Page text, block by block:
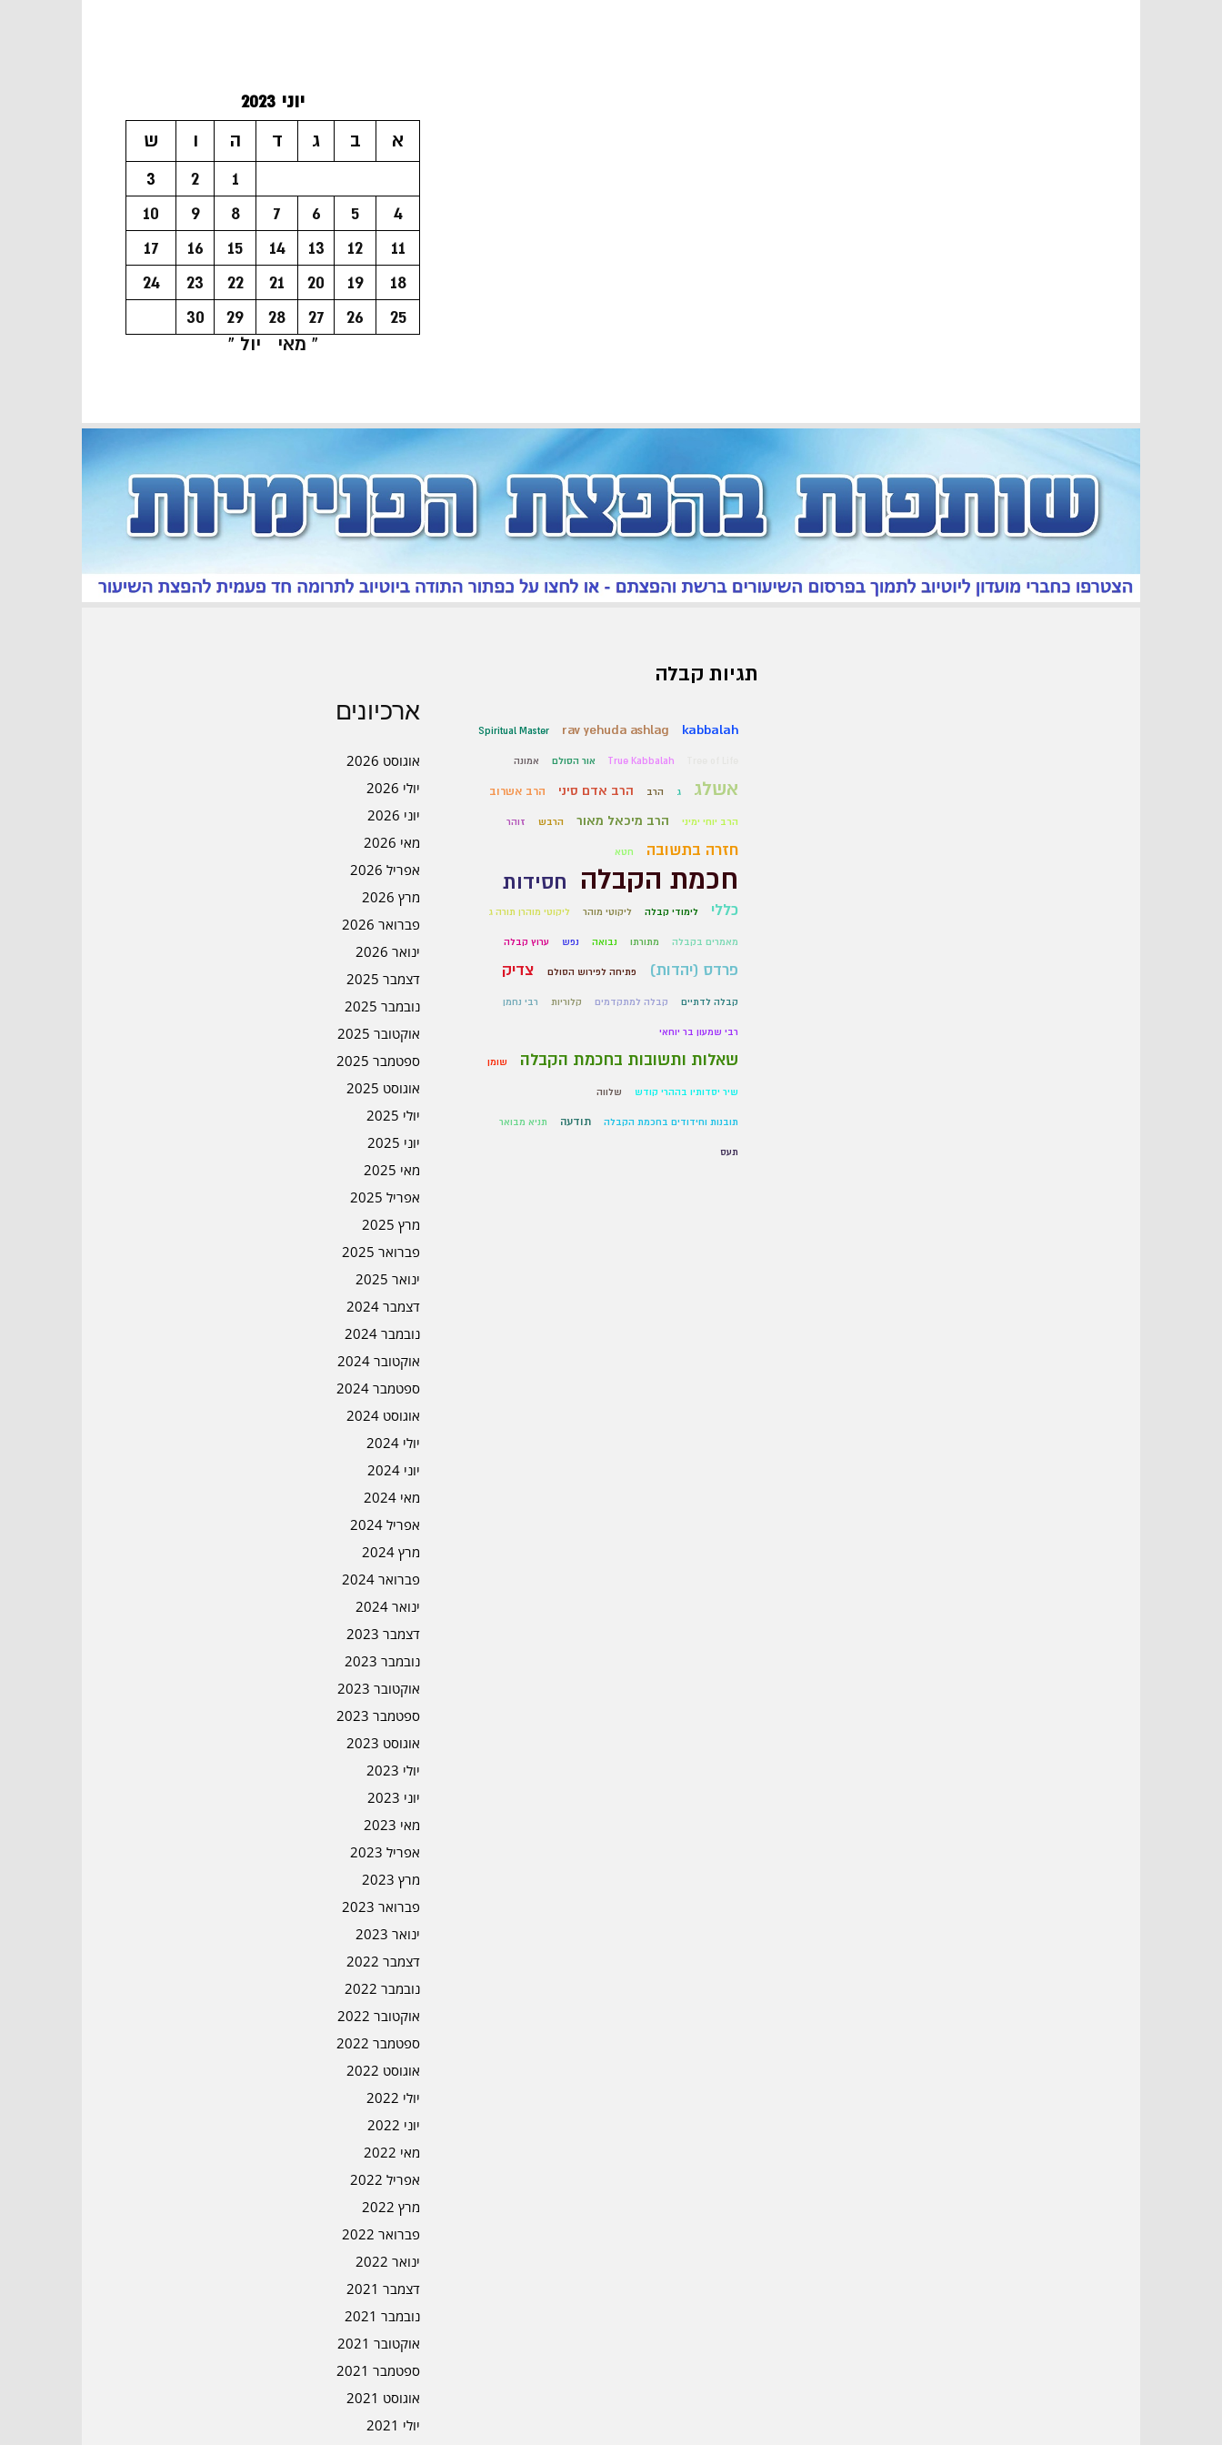
יוני 2023
א
ב ג ד ה ו
ש
1
2
3
4
5
6
7
8
9
10
11
12
13
14
15
16
17
18
19
20
21
22
23
24
25
26
27
28
29
30
« מאי
יול »
ארכיונים
אוגוסט 2026
יולי 2026
יוני 2026
מאי 2026
אפריל 2026
מרץ 2026
פברואר 2026
ינואר 2026
דצמבר 2025
נובמבר 2025
אוקטובר 2025
ספטמבר 2025
אוגוסט 2025
יולי 2025
יוני 2025
מאי 2025
אפריל 2025
מרץ 2025
פברואר 2025
ינואר 2025
דצמבר 2024
נובמבר 2024
אוקטובר 2024
ספטמבר 2024
אוגוסט 2024
יולי 2024
יוני 2024
מאי 2024
אפריל 2024
מרץ 2024
פברואר 2024
ינואר 2024
דצמבר 2023
נובמבר 2023
אוקטובר 2023
ספטמבר 2023
אוגוסט 2023
יולי 2023
יוני 2023
מאי 2023
אפריל 2023
מרץ 2023
פברואר 2023
ינואר 2023
דצמבר 2022
נובמבר 2022
אוקטובר 2022
ספטמבר 2022
אוגוסט 2022
יולי 2022
יוני 2022
מאי 2022
אפריל 2022
מרץ 2022
פברואר 2022
ינואר 2022
דצמבר 2021
נובמבר 2021
אוקטובר 2021
ספטמבר 2021
אוגוסט 2021
יולי 2021
תגיות קבלה
kabbalah
rav yehuda ashlag
Spiritual Master
True Kabbalah אור הסולם אמונה
אשלג ג הרב הרב אדם סיני הרב אשרוב
הרב יוחי ימיני הרב מיכאל מאור הרבש זוהר
חזרה בתשובה חטא
חכמת הקבלה חסידות
כללי לימודי קבלה ליקוטי מוהר ליקוטי מוהרן תורה ג
מאמרים בקבלה מתורתו נבואה נפש ערוץ קבלה
פרדס (יהדות) פתיחה לפירוש הסולם צדיק
קבלה לדתיים קבלה למתקדמים קלוריות רבי נחמן
רבי שמעון בר יוחאי
שאלות ותשובות בחכמת הקבלה שומן
שיר יסדותיו בההרי קודש שלווה
תובנות וחידודים בחכמת הקבלה תודעה תניא מבואר
תעס